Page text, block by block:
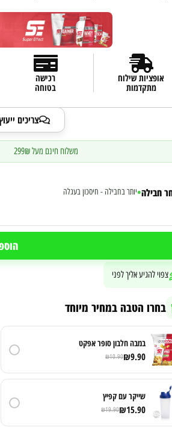
אופציות שילוח
מתקדמות
רכישה
בטוחה
צריכים
משלוח חינם מעל 299₪
חבילה•יותר בחבילה - חיסכון בעגלה
צפוי להגיע אליך לפני
בחרו הטבה במחיר מיוחד
במבה חלבון סופר אפקט
₪9.90
₪10.90
שייקר עם קפיץ
₪15.90
₪19.90